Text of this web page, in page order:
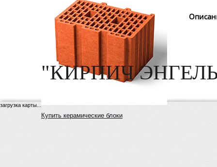
Купить керамические блоки
"КИРПИЧ
загрузка карты...